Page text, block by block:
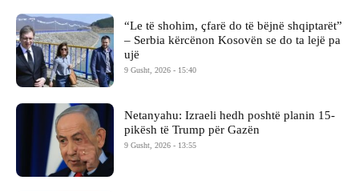
“Le të shohim, çfarë do të bëjnë shqiptarët”
– Serbia kërcënon Kosovën se do ta lejë pa
ujë
9 Gusht, 2026 - 15:40
Netanyahu: Izraeli hedh poshtë planin 15-
pikësh të Trump për Gazën
9 Gusht, 2026 - 13:55